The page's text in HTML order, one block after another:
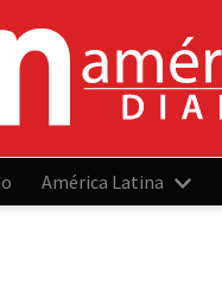
América Latina